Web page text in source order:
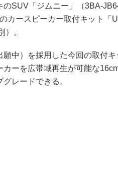
SUV「ジムニー」（3BA-
カースピーカー取付キット「
）。
中）を採用した今回の取付キ
ーを広帯域再生が可能な
レードできる。